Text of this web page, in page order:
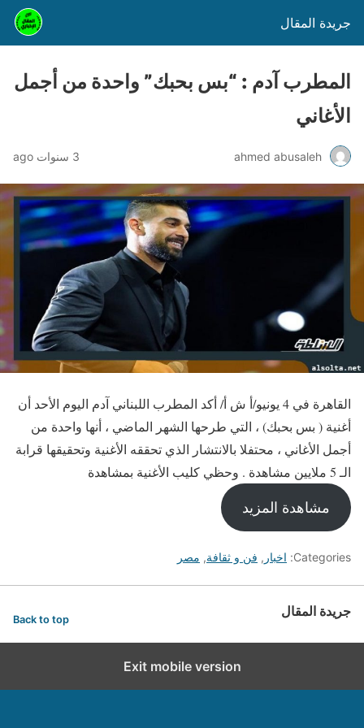
جريدة المقال
المطرب آدم : “بس بحبك” واحدة من أجمل
الأغاني
ahmed abusaleh 3 سنوات ago
القاهرة في 4 يونيو/أ ش أ/ أكد المطرب اللبناني آدم اليوم الأحد أن
أغنية ( بس بحبك) ، التي طرحها الشهر الماضي ، أنها واحدة من
أجمل الأغاني ، محتفلا بالانتشار الذي تحققه الأغنية وتحقيقها قرابة
الـ 5 ملايين مشاهدة . وحظي كليب الأغنية بمشاهدة
مشاهدة المزيد
Categories: اخبار , فن و ثقافة, مصر
جريدة المقال Back to top
Exit mobile version